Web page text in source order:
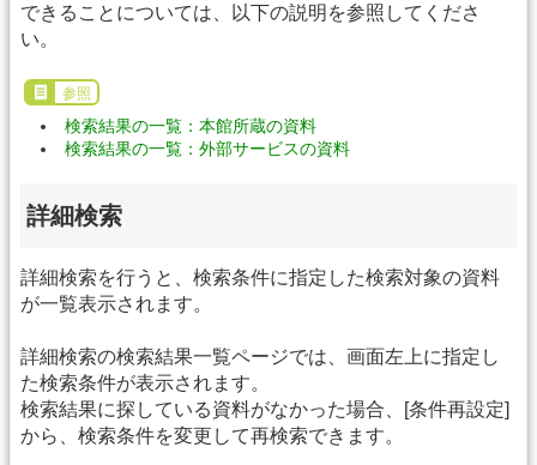
できることについては、以下の説明を参照してくださ
い。
参照
検索結果の一覧：本館所蔵の資料
検索結果の一覧：外部サービスの資料
詳細検索
詳細検索を行うと、検索条件に指定した検索対象の資料
が一覧表示されます。
詳細検索の検索結果一覧ページでは、画面左上に指定し
た検索条件が表示されます。
検索結果に探している資料がなかった場合、[条件再設定]
から、検索条件を変更して再検索できます。